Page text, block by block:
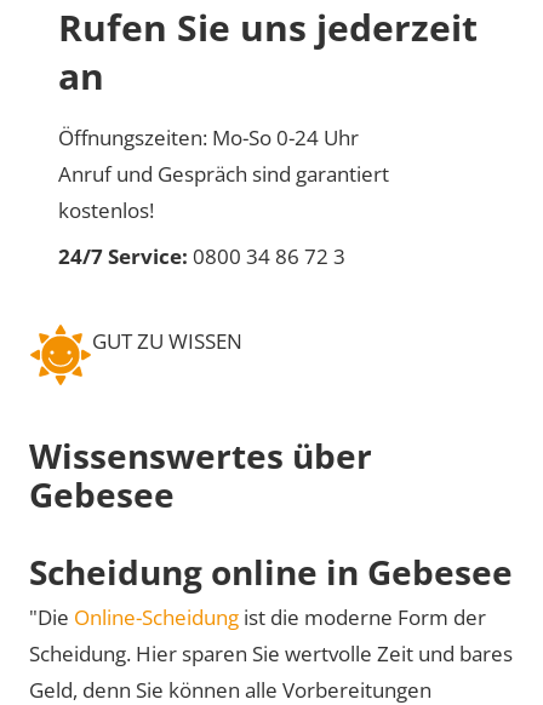
Rufen Sie uns jederzeit
an
Öffnungszeiten: Mo-So 0-24 Uhr
Anruf und Gespräch sind garantiert
kostenlos!
24/7 Service: 0800 34 86 72 3
GUT ZU WISSEN
Wissenswertes über
Gebesee
Scheidung online in Gebesee
"Die Online-Scheidung ist die moderne Form der
Scheidung. Hier sparen Sie wertvolle Zeit und bares
Geld, denn Sie können alle Vorbereitungen